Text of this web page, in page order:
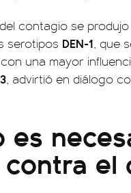
contagio se
serotipos DEN-1, que
una mayor
, advirtió en diálogo
es
el